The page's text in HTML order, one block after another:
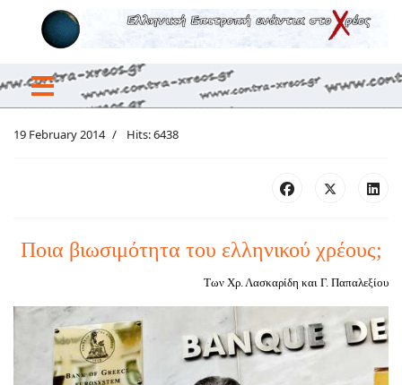
19 February 2014 Hits: 6438
Ποια βιωσιμότητα του ελληνικού χρέους;
Των Χρ. Λασκαρίδη και Γ. Παπαλεξίου